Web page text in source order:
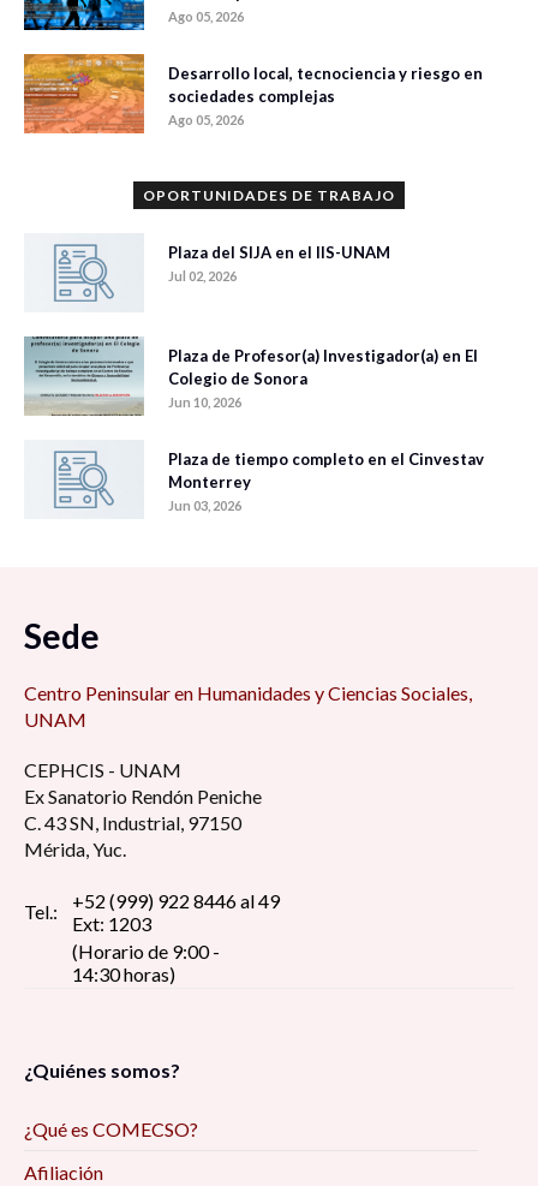
Ago 05, 2026
Desarrollo local, tecnociencia y riesgo en
sociedades complejas
Ago 05, 2026
OPORTUNIDADES DE TRABAJO
Plaza del SIJA en el IIS-UNAM
Jul 02, 2026
Plaza de Profesor(a) Investigador(a) en El
Colegio de Sonora
Jun 10, 2026
Plaza de tiempo completo en el Cinvestav
Monterrey
Jun 03, 2026
Sede
Centro Peninsular en Humanidades y Ciencias Sociales,
UNAM
CEPHCIS - UNAM
Ex Sanatorio Rendón Peniche
C. 43 SN, Industrial, 97150
Mérida, Yuc.
Tel.:
+52 (999) 922 8446 al 49
Ext: 1203
(Horario de 9:00 -
14:30 horas)
¿Quiénes somos?
¿Qué es COMECSO?
Afiliación